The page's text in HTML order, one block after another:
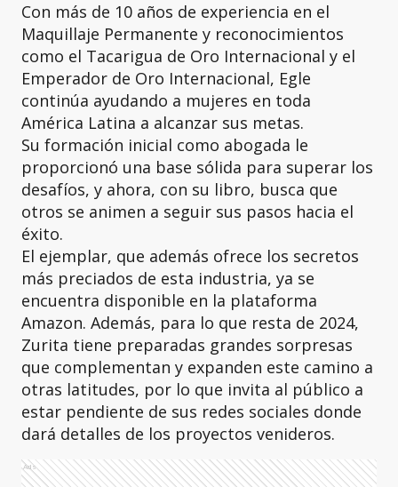
Con más de 10 años de experiencia en el
Maquillaje Permanente y reconocimientos
como el Tacarigua de Oro Internacional y el
Emperador de Oro Internacional, Egle
continúa ayudando a mujeres en toda
América Latina a alcanzar sus metas.
Su formación inicial como abogada le
proporcionó una base sólida para superar los
desafíos, y ahora, con su libro, busca que
otros se animen a seguir sus pasos hacia el
éxito.
El ejemplar, que además ofrece los secretos
más preciados de esta industria, ya se
encuentra disponible en la plataforma
Amazon. Además, para lo que resta de 2024,
Zurita tiene preparadas grandes sorpresas
que complementan y expanden este camino a
otras latitudes, por lo que invita al público a
estar pendiente de sus redes sociales donde
dará detalles de los proyectos venideros.
Ads